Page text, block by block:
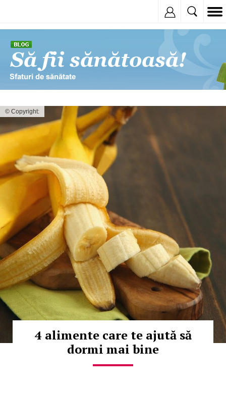
© Copyright:
4 alimente care te ajută să
dormi mai bine